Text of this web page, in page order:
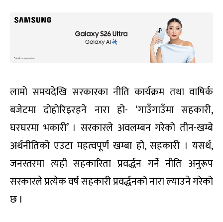
लामो समयदेखि सरकारका नीति कार्यक्रम तथा वाषिर्क
बजेटमा दोहोरिइरहने नारा हो- ‘गाउँगाउँमा सहकारी,
घरघरमा भकारी’ । सरकारले अवलम्बन गरेको तीन-खम्बे
अर्थनीतिको एउटा महत्वपूर्ण खम्बा हो, सहकारी । यसर्थ,
जनस्तरमा त्यही सहकारिता प्रवर्द्धन गर्ने नीति अनुरूप
सरकारले प्रत्येक वर्ष सहकारी प्रवर्द्धनको नारा ल्याउने गरेको
छ ।